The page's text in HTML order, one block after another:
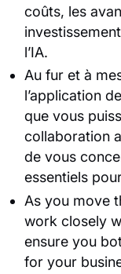
coûts, les
l’IA.
Au fur et à
l’application
que vous
collaboration
de vous
essentiels
As you move
work closely
ensure you
for your